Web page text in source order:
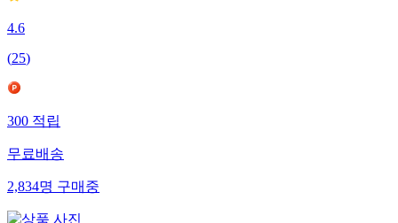
4.6
(25)
300적립
무료배송
2,834명구매중